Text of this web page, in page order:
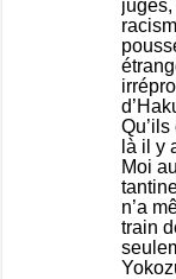
là il y
Moi
n’a
train